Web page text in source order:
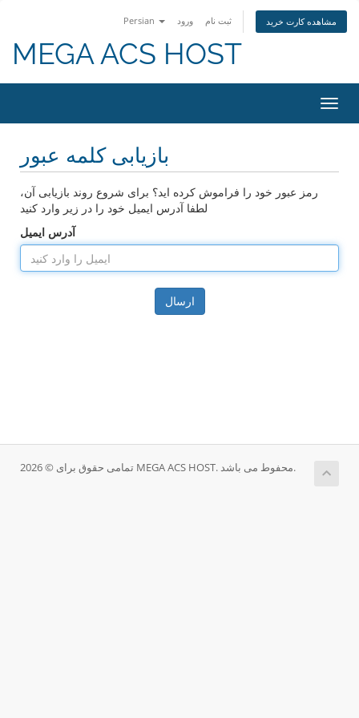
Persian ورود ثبت نام مشاهده کارت خرید
MEGA ACS HOST
تغییر
بازیابی کلمه عبور
رمز عبور خود را فراموش کرده اید؟ برای شروع روند بازیابی آن،
لطفا آدرس ایمیل خود را در زیر وارد کنید
آدرس ایمیل
ارسال
تمامی حقوق برای © 2026 MEGA ACS HOST. محفوط می باشد.